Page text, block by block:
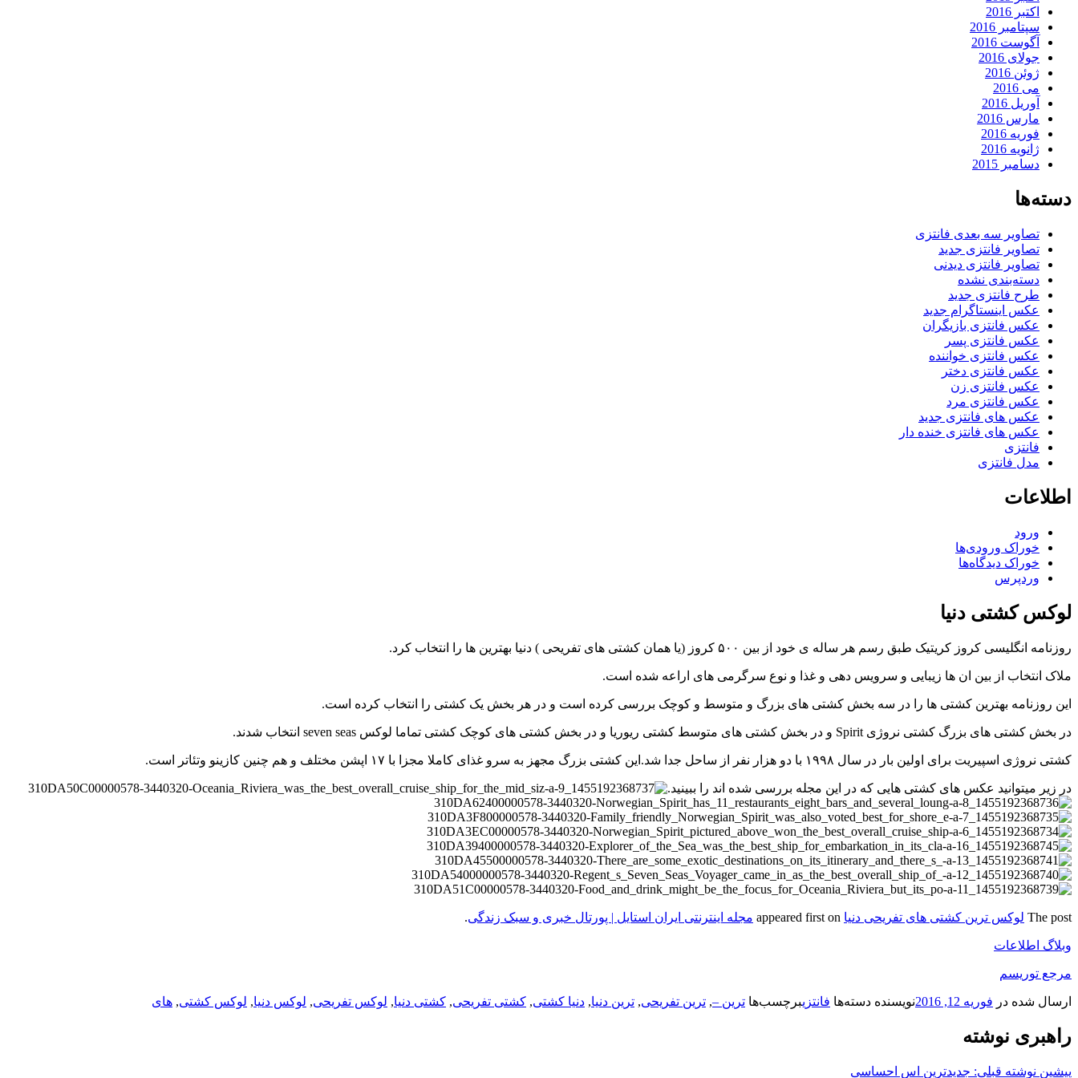
اکتبر 2016
سپتامبر 2016
آگوست 2016
جولای 2016
ژوئن 2016
می 2016
آوریل 2016
مارس 2016
فوریه 2016
ژانویه 2016
دسامبر 2015
دسته‌ها
تصاویر سه بعدی فانتزی
تصاویر فانتزی جدید
تصاویر فانتزی دیدنی
دسته‌بندی نشده
طرح فانتزی جدید
عکس اینستاگرام جدید
عکس فانتزی بازیگران
عکس فانتزی پسر
عکس فانتزی خواننده
عکس فانتزی دختر
عکس فانتزی زن
عکس فانتزی مرد
عکس های فانتزی جدید
عکس های فانتزی خنده دار
فانتزی
مدل فانتزی
اطلاعات
ورود
خوراک ورودی‌ها
خوراک دیدگاه‌ها
وردپرس
لوکس کشتی دنیا
روزنامه انگلیسی کروز کریتیک طبق رسم هر ساله ی خود از بین ۵۰۰ کروز (یا همان کشتی های تفریحی ) دنیا بهترین ها را انتخاب کرد.
ملاک انتخاب از بین ان ها زیبایی و سرویس دهی و غذا و نوع سرگرمی های اراعه شده است.
این روزنامه بهترین کشتی ها را در سه بخش کشتی های بزرگ و متوسط و کوچک بررسی کرده است و در هر بخش یک کشتی را انتخاب کرده است.
در بخش کشتی های بزرگ کشتی نروژی Spirit و در بخش کشتی های متوسط کشتی ریوریا و در بخش کشتی های کوچک کشتی تماما لوکس seven seas انتخاب شدند.
کشتی نروژی اسپیریت برای اولین بار در سال ۱۹۹۸ با دو هزار نفر از ساحل جدا شد.این کشتی بزرگ مجهز به سرو غذای کاملا مجزا با ۱۷ اپشن مختلف و هم چنین کازینو وتئاتر است.
در زیر میتوانید عکس های کشتی هایی که در این مجله بررسی شده اند را ببینید.
The post لوکس ترین کشتی های تفریحی دنیا مجله اینترنتی ایران استایل | پورتال خبری و سبک زندگی.
وبلاگ اطلاعات
مرجع توریسم
ارسال شده در فوریه 12, 2016 نویسنده دسته‌ها فانتزیبرچسب‌ها ترین –, ترین تفریحی, ترین دنیا, دنیا کشتی, کشتی تفریحی, کشتی دنیا, لوکس تفریحی, لوکس دنیا, لوکس کشتی, های
راهبری نوشته
پیشین نوشته قبلی: جدیدترین اس احساسی